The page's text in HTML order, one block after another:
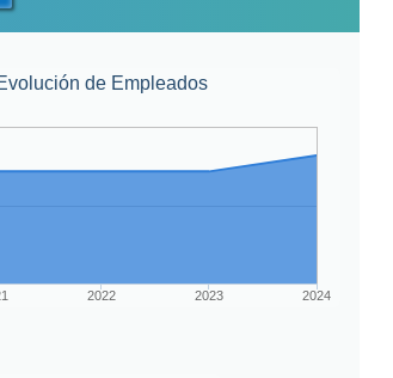
de Empleados
2022 2023 2024